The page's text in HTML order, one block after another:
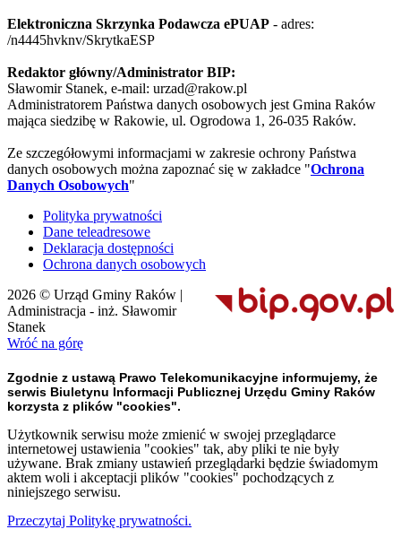
Elektroniczna Skrzynka Podawcza ePUAP - adres:
/n4445hvknv/SkrytkaESP
Redaktor główny/Administrator BIP:
Sławomir Stanek, e-mail: urzad@rakow.pl
Administratorem Państwa danych osobowych jest Gmina Raków
mająca siedzibę w Rakowie, ul. Ogrodowa 1, 26-035 Raków.
Ze szczegółowymi informacjami w zakresie ochrony Państwa
danych osobowych można zapoznać się w zakładce "Ochrona
Danych Osobowych"
Polityka prywatności
Dane teleadresowe
Deklaracja dostępności
Ochrona danych osobowych
2026 © Urząd Gminy Raków |
Administracja - inż. Sławomir
Stanek
Wróć na górę
Zgodnie z ustawą Prawo Telekomunikacyjne informujemy, że
serwis Biuletynu Informacji Publicznej Urzędu Gminy Raków
korzysta z plików "cookies".
Użytkownik serwisu może zmienić w swojej przeglądarce
internetowej ustawienia "cookies" tak, aby pliki te nie były
używane. Brak zmiany ustawień przeglądarki będzie świadomym
aktem woli i akceptacji plików "cookies" pochodzących z
niniejszego serwisu.
Przeczytaj Politykę prywatności.